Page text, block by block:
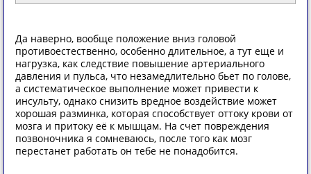
Да наверно, вообще положение вниз головой
противоестественно, особенно длительное, а тут еще и
нагрузка, как следствие повышение артериального
давления и пульса, что незамедлительно бьет по голове,
а систематическое выполнение может привести к
инсульту, однако снизить вредное воздействие может
хорошая разминка, которая способствует оттоку крови от
мозга и притоку её к мышцам. На счет повреждения
позвоночника я сомневаюсь, после того как мозг
перестанет работать он тебе не понадобится.